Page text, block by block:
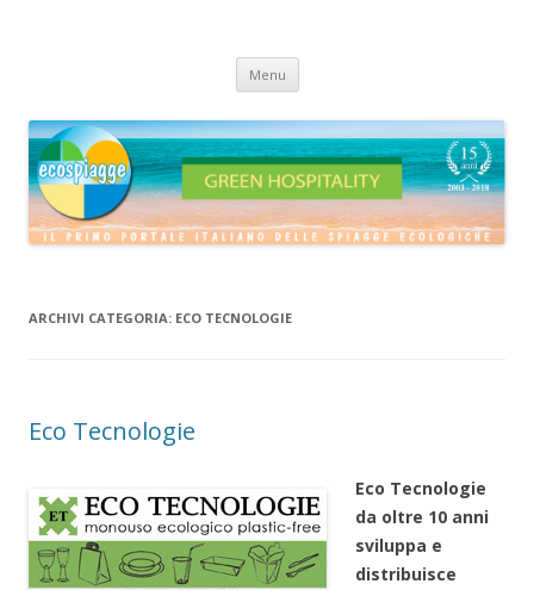
Menu Vai
contenuto
ARCHIVI CATEGORIA: ECO TECNOLOGIE
Eco Tecnologie
Eco Tecnologie
da oltre 10 anni
sviluppa e
distribuisce